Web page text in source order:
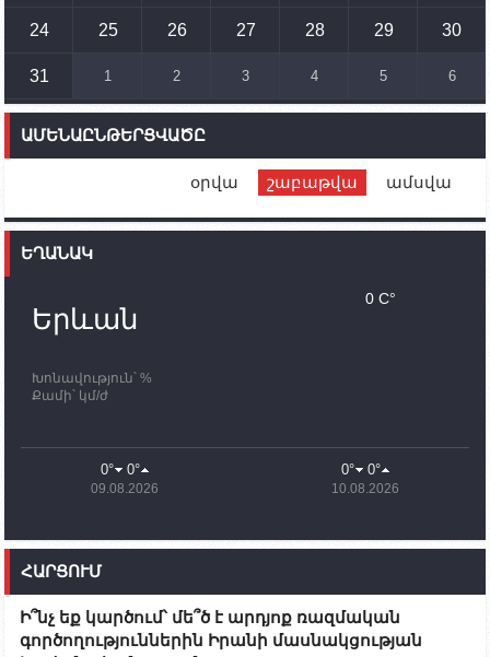
տեղակայված հայկական դիրքերի անձնակազմի
ունեն. կիպրոսցի խորհրդարանականը՝ Ալեն
Ֆրանսիայի ԱԳ նախարարը կայցելի Հայաստան
պատասխանատուներ կմնան ԼՂ-ում՝ մինչև
որոնողափրկարարական աշխատանքների
11:03
ՄԱԿ-ի առաքելությունը շատ, շատ, շատ օգտակար
Ադրբեջանի փոխվարչապետն այսօր կմեկնի
Ստեփանակերտ
10:07 02.10.2023
09:38 02.10.2023
Խումբն Արցախում կմնա` մինչև զոհվածների
24 25 26 27 28 29 30
31 1 2 3 4 5 6
ԱՄԵՆԱԸՆԹԵՐՑՎԱԾԸ
օրվա շաբաթվա ամսվա
ԵՂԱՆԱԿ
Երևան
Խոնավություն՝ %
Քամի՝ կմ/ժ
0 C°
0° 0°
09.08.2026
0° 0°
10.08.2026
ՀԱՐՑՈՒՄ
Ի՞նչ եք կարծում՝ մե՞ծ է արդյոք ռազմական
գործողություններին Իրանի մասնակցության